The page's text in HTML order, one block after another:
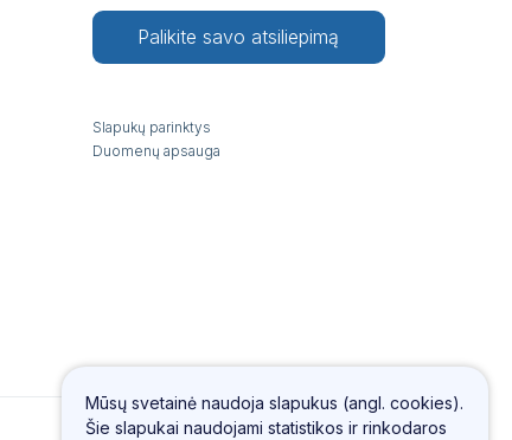
Palikite savo atsiliepimą
Slapukų parinktys
Duomenų apsauga
Mūsų svetainė naudoja slapukus (angl. cookies).
Šie slapukai naudojami statistikos ir rinkodaros